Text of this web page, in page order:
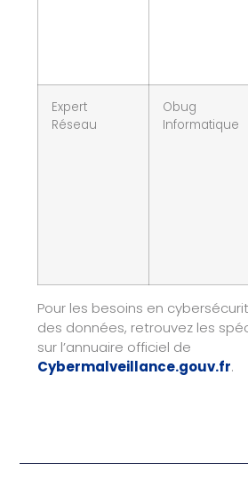
Expert
Réseau
Obug
Informatique
Pour les besoins en
des données, retrouvez les
sur l’annuaire officiel de
Cybermalveillance.gouv.fr.